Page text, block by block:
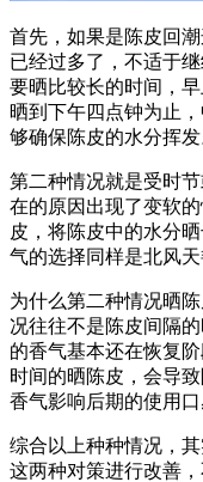
首先，如果是陈皮回
已经过多了，不适于
要晒比较长的时间，
晒到下午四点钟为止
够确保陈皮的水分挥发
第二种情况就是受时
在的原因出现了变软
皮，将陈皮中的水分
气的选择同样是北风天
为什么第二种情况晒
况往往不是陈皮间隔
的香气基本还在恢复
时间的晒陈皮，会导
香气影响后期的使用口
综合以上种种情况，
这两种对策进行改善